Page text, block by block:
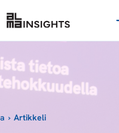
› Artikkeli